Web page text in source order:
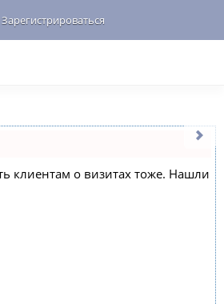
Зарегистрироваться
клиентам о визитах тоже. Нашли